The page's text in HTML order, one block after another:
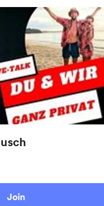
bist ein
wir unendlich dankbar.
Join